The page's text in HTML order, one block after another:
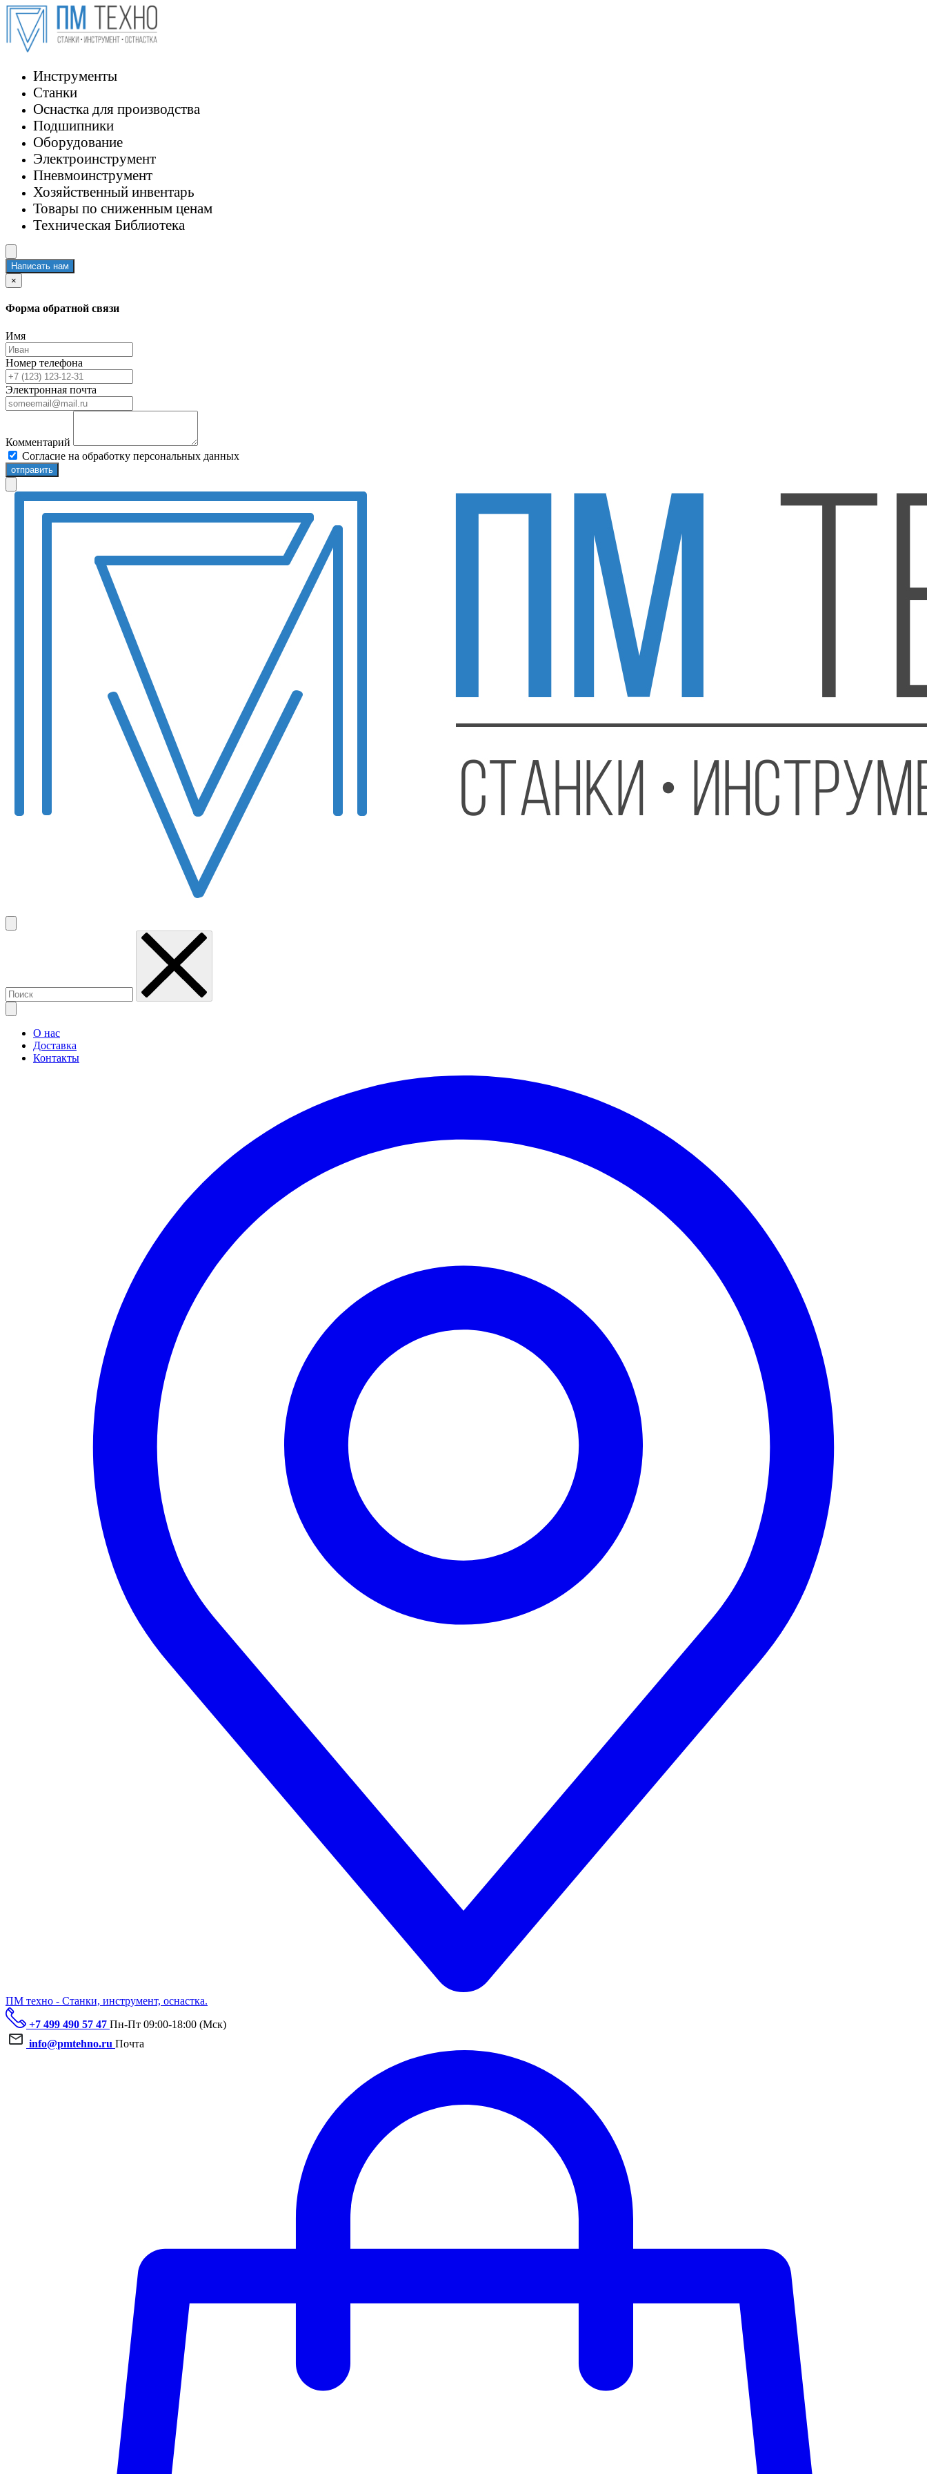
Инструменты
Станки
Оснастка для производства
Подшипники
Оборудование
Электроинструмент
Пневмоинструмент
Хозяйственный инвентарь
Товары по сниженным ценам
Техническая Библиотека
Написать нам
×
Форма обратной связи
Имя
Номер телефона
Электронная почта
Комментарий
Согласие на обработку персональных данных
отправить
О нас
Доставка
Контакты
ПМ техно - Станки, инструмент, оснастка.
+7 499 490 57 47 Пн-Пт 09:00-18:00 (Мск)
info@pmtehno.ru Почта